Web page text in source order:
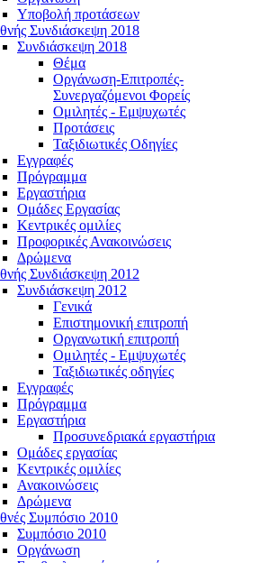
Υποβολή προτάσεων
Συνδιάσκεψη 2018
Συνδιάσκεψη 2018
Θέμα
Οργάνωση-Επιτροπές-
Συνεργαζόμενοι Φορείς
Ομιλητές - Εμψυχωτές
Προτάσεις
Ταξιδιωτικές Οδηγίες
Εγγραφές
Πρόγραμμα
Εργαστήρια
Ομάδες Εργασίας
Κεντρικές ομιλίες
Προφορικές Ανακοινώσεις
Δρώμενα
Συνδιάσκεψη 2012
Συνδιάσκεψη 2012
Γενικά
Επιστημονική επιτροπή
Οργανωτική επιτροπή
Ομιλητές - Εμψυχωτές
Ταξιδιωτικές οδηγίες
Εγγραφές
Πρόγραμμα
Εργαστήρια
Προσυνεδριακά εργαστήρια
Ομάδες εργασίας
Κεντρικές ομιλίες
Ανακοινώσεις
Δρώμενα
Συμπόσιο 2010
Συμπόσιο 2010
Οργάνωση